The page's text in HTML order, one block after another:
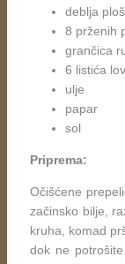
deblja
8 prženih
grančica
6 listića
ulje
papar
sol
Priprema:
Očišćene
začinsko bilje,
kruha, komad
dok ne